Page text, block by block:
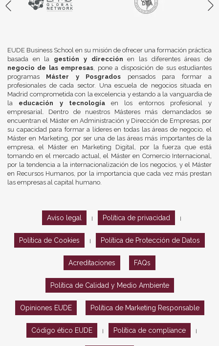
EUDE Business School en su misión de ofrecer una formación práctica
basada en la gestión y dirección en las diferentes áreas de
negocio de las empresas, pone a disposición de sus estudiantes
programas Máster y Posgrados pensados para formar a
profesionales de cada sector. Una escuela de negocios situada en
Madrid comprometida con la excelencia y estando a la vanguardia de
la educación y tecnologíaen los entornos profesional y
empresarial. Dentro de nuestros Másteres más demandados se
encuentran el Máster en Administración y Dirección de Empresas, por
su capacidad para formar a líderes en todas las áreas de negocio, el
Máster en Marketing, por ser una de las áreas más importantes de la
empresa, el Máster en Marketing Digital, por la fuerza que está
tomando en el mercado actual, el Máster en Comercio Internacional,
por la tendencia a la internacionalización de los negocios, y el Máster
en Recursos Humanos, por la importancia que cada vez más prestan
las empresas al capital humano.
Aviso legal Política de privacidad
Política de Cookies Política de Protección de Datos
Acreditaciones FAQs
Política de Calidad y Medio Ambiente
Opiniones EUDE Política de Marketing Responsable
Código ético EUDE Política de compliance